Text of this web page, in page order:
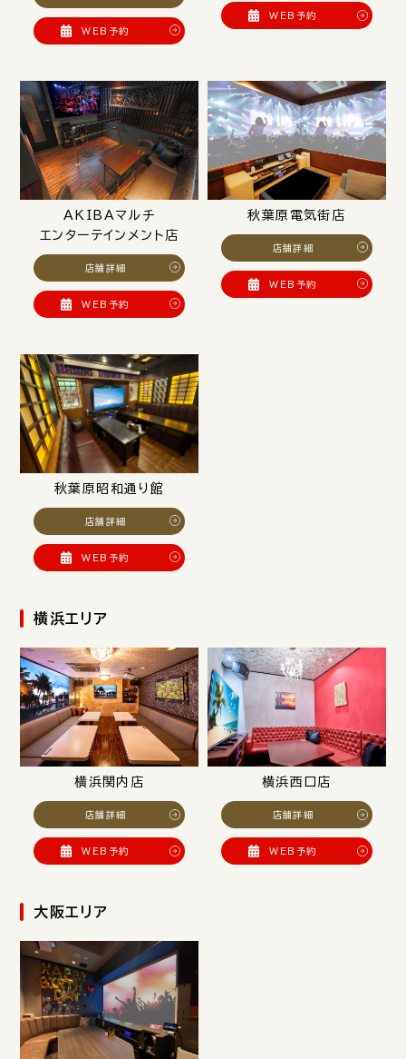
WEB予約
WEB予約
AKIBAマルチ
エンターテインメント店
店舗詳細
WEB予約
秋葉原電気街店
店舗詳細
WEB予約
秋葉原昭和通り館
店舗詳細
WEB予約
横浜エリア
横浜関内店
店舗詳細
WEB予約
横浜西口店
店舗詳細
WEB予約
大阪エリア